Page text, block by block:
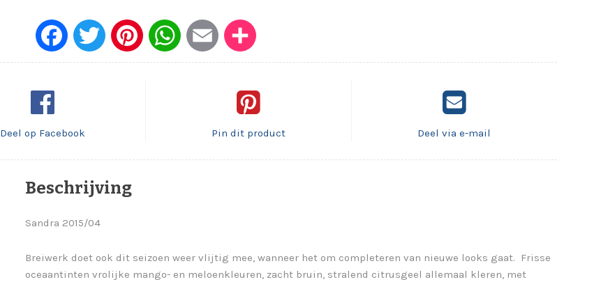
Face Twitt Pinte What Emai
Deel op Facebook Pin dit product Deel via e-mail
Beschrijving
Sandra 2015/04
Breiwerk doet ook dit seizoen weer vlijtig mee, wanneer het om completeren van nieuwe looks gaat. Frisse
oceaantinten vrolijke mango- en meloenkleuren, zacht bruin, stralend citrusgeel allemaal kleren, met